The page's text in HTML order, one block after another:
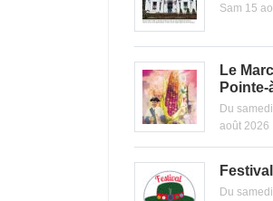
Sam 15
Le
Pointe-
Du
août 2026
Du